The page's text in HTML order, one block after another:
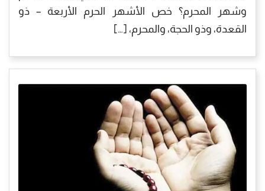
وشهر المحرم؟ خص الأشهر الحرم الأربعة – ذو
القعدة، وذو الحجة، والمحرم، […]